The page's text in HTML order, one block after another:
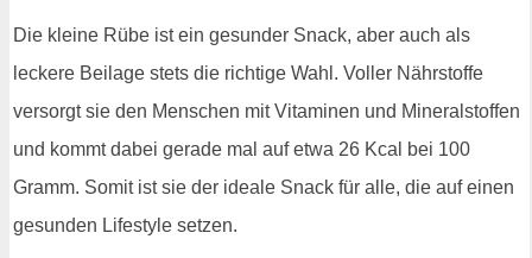
Die kleine Rübe ist ein gesunder Snack, aber auch als
leckere Beilage stets die richtige Wahl. Voller Nährstoffe
versorgt sie den Menschen mit Vitaminen und Mineralstoffen
und kommt dabei gerade mal auf etwa 26 Kcal bei 100
Gramm. Somit ist sie der ideale Snack für alle, die auf einen
gesunden Lifestyle setzen.